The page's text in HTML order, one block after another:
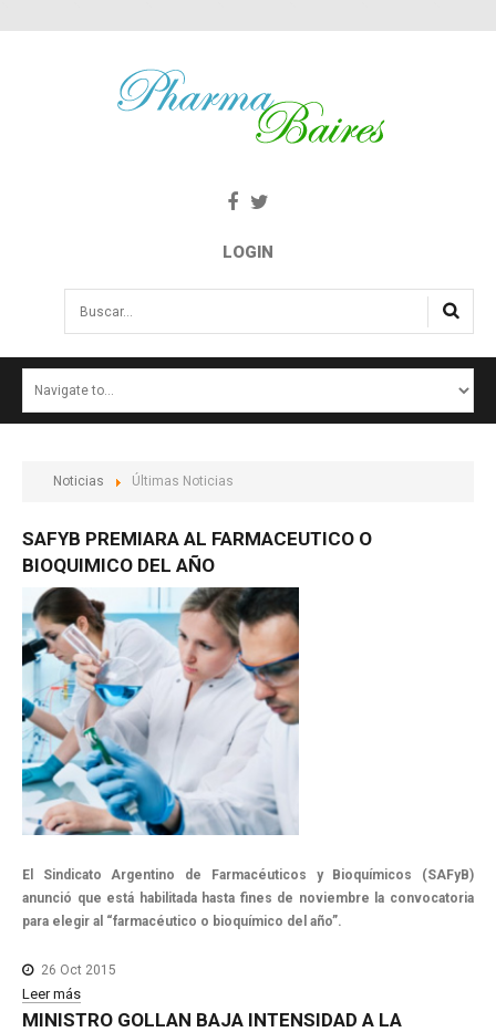
LOGIN
Buscar...
NOTICIAS
CONTACTO
Noticias Últimas Noticias
SAFYB PREMIARA AL FARMACEUTICO O
BIOQUIMICO DEL AÑO
El Sindicato Argentino de Farmacéuticos y Bioquímicos (SAFyB)
anunció que está habilitada hasta fines de noviembre la convocatoria
para elegir al “farmacéutico o bioquímico del año”.
26 Oct 2015
Leer más
MINISTRO GOLLAN BAJA INTENSIDAD A LA